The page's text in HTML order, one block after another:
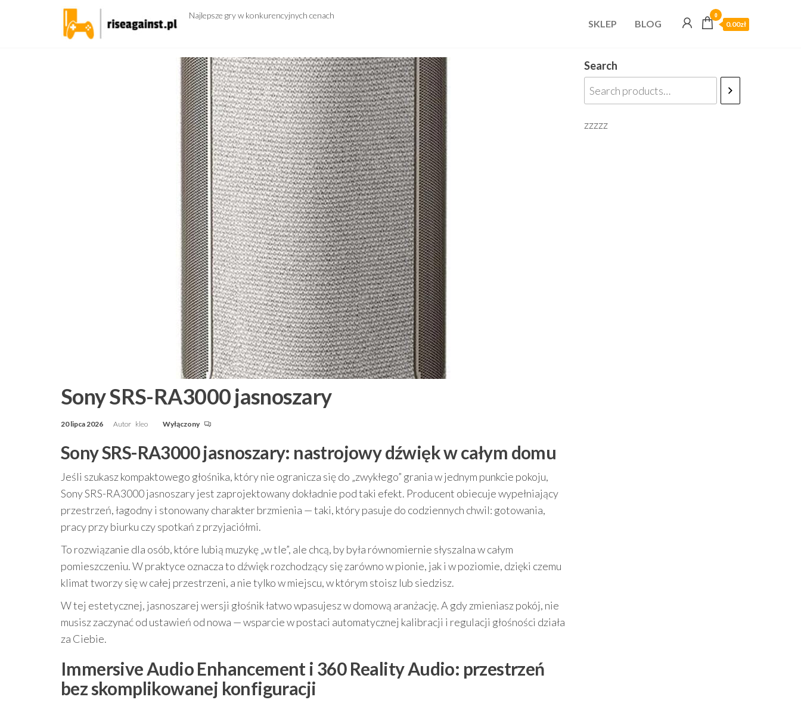
Najlepsze gry w konkurencyjnych cenach
SKLEP BLOG
0
0.00zł
Sony SRS-RA3000 jasnoszary
20 lipca 2026 Autor kleo Wyłączony
Sony SRS-RA3000 jasnoszary: nastrojowy dźwięk w całym domu
Jeśli szukasz kompaktowego głośnika, który nie ogranicza się do „zwykłego” grania w jednym punkcie pokoju,
Sony SRS-RA3000 jasnoszary jest zaprojektowany dokładnie pod taki efekt. Producent obiecuje wypełniający
przestrzeń, łagodny i stonowany charakter brzmienia — taki, który pasuje do codziennych chwil: gotowania,
pracy przy biurku czy spotkań z przyjaciółmi.
To rozwiązanie dla osób, które lubią muzykę „w tle”, ale chcą, by była równomiernie słyszalna w całym
pomieszczeniu. W praktyce oznacza to dźwięk rozchodzący się zarówno w pionie, jak i w poziomie, dzięki czemu
klimat tworzy się w całej przestrzeni, a nie tylko w miejscu, w którym stoisz lub siedzisz.
W tej estetycznej, jasnoszarej wersji głośnik łatwo wpasujesz w domową aranżację. A gdy zmieniasz pokój, nie
musisz zaczynać od ustawień od nowa — wsparcie w postaci automatycznej kalibracji i regulacji głośności działa
za Ciebie.
Immersive Audio Enhancement i 360 Reality Audio: przestrzeń
bez skomplikowanej konfiguracji
Search
zzzzz